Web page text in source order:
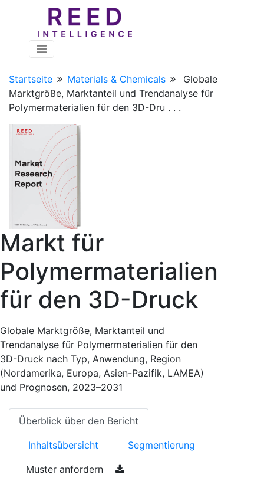
Startseite Materials & Chemicals
Globale
Marktgröße, Marktanteil und Trendanalyse für
Polymermaterialien für den 3D-Dru . . .
Markt für
Polymermaterialien
für den 3D-Druck
Globale Marktgröße, Marktanteil und
Trendanalyse für Polymermaterialien für den
3D-Druck nach Typ, Anwendung, Region
(Nordamerika, Europa, Asien-Pazifik, LAMEA)
und Prognosen, 2023–2031
Überblick über den Bericht
Inhaltsübersicht Segmentierung
Muster anfordern